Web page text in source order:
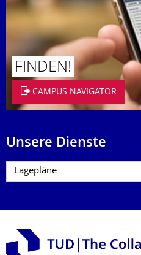
FINDEN!
CAMPUS NAVIGATOR
Unsere Dienste